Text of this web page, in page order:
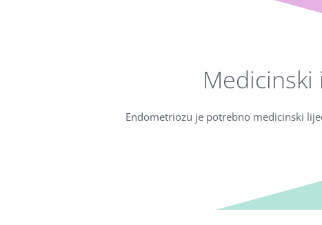
Endometriozu je potrebno medicinski